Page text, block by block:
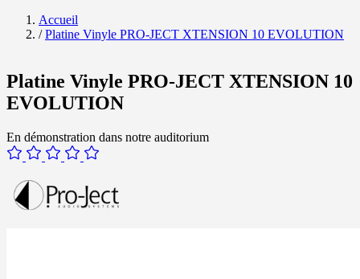
Accueil
/ Platine Vinyle PRO-JECT XTENSION 10 EVOLUTION
Platine Vinyle PRO-JECT XTENSION 10
EVOLUTION
En démonstration dans notre auditorium